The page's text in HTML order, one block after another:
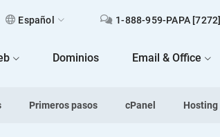
Español 1-888-959-PAPA [7272]
Dominios Email & Office
Primeros pasos cPanel Hosting